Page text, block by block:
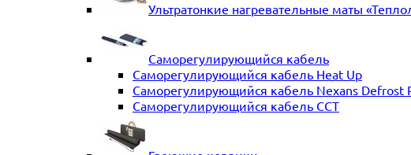
Ультратонкие нагревательные маты
Саморегулирующийся кабель
Саморегулирующийся кабель Heat Up
Саморегулирующийся кабель Nexans Defrost
Саморегулирующийся кабель ССТ